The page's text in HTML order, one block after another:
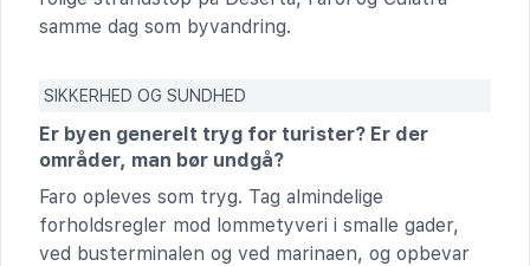
samme dag som byvandring.
SIKKERHED OG SUNDHED
Er byen generelt tryg for turister? Er der
områder, man bør undgå?
Faro opleves som tryg. Tag almindelige
forholdsregler mod lommetyveri i smalle gader,
ved busterminalen og ved marinaen, og opbevar